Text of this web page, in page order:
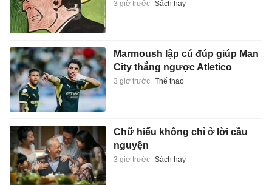
3 giờ trước Sách hay
Marmoush lập cú đúp giúp Man
City thắng ngược Atletico
3 giờ trước Thể thao
Chữ hiếu không chỉ ở lời cầu
nguyện
3 giờ trước Sách hay